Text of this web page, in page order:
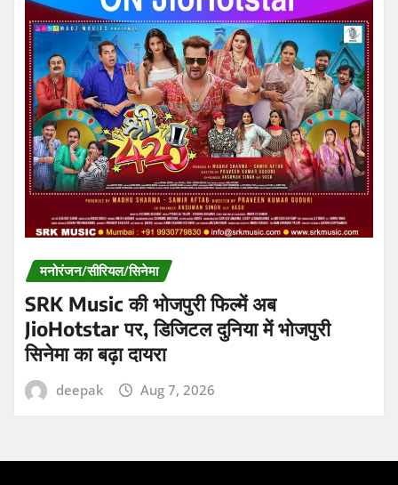
मनोरंजन/सीरियल/सिनेमा
SRK Music की भोजपुरी फिल्में अब
JioHotstar पर, डिजिटल दुनिया में भोजपुरी
सिनेमा का बढ़ा दायरा
deepak Aug 7, 2026